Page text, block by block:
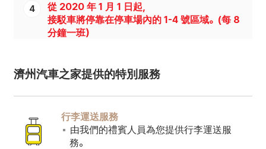
4
從 2020 年 1 月 1 日起，
接駁車將停靠在停車場內的 1-4 號區域。(每 8
分鐘一班）
濟州汽車之家提供的特別服務
行李運送服務
由我們的禮賓人員為您提供行李運送服
務。